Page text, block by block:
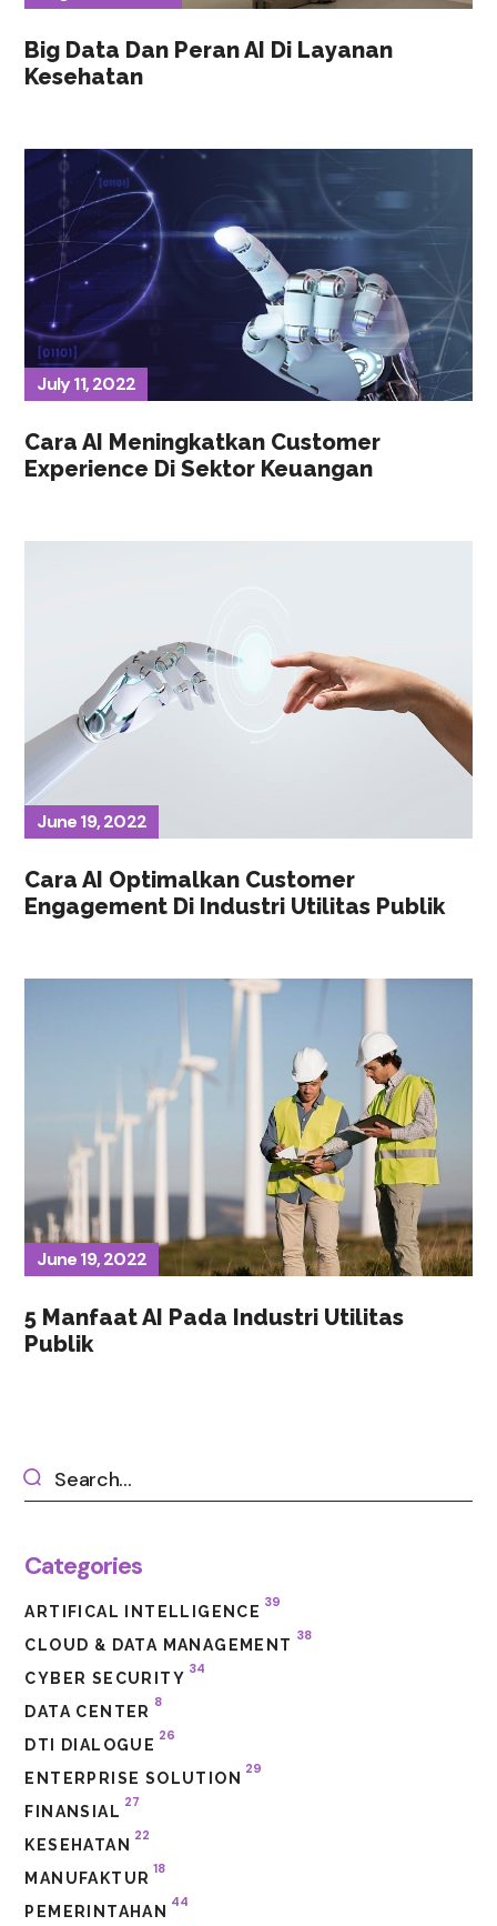
Big Data Dan Peran AI Di Layanan
Kesehatan
July 11, 2022
Cara AI Meningkatkan Customer
Experience Di Sektor Keuangan
June 19, 2022
Cara AI Optimalkan Customer
Engagement Di Industri Utilitas Publik
June 19, 2022
5 Manfaat AI Pada Industri Utilitas
Publik
Categories
ARTIFICAL INTELLIGENCE
39
CLOUD & DATA MANAGEMENT
38
CYBER SECURITY
34
DATA CENTER
8
DTI DIALOGUE
26
ENTERPRISE SOLUTION
29
FINANSIAL
27
KESEHATAN
22
MANUFAKTUR
18
PEMERINTAHAN
44